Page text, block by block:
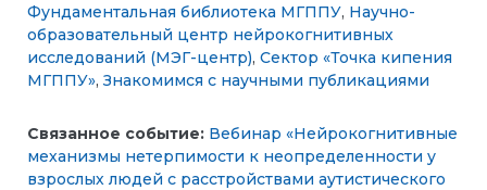
Фундаментальная библиотека МГППУ, Научно-
образовательный центр нейрокогнитивных
исследований (МЭГ-центр), Сектор «Точка кипения
МГППУ»,Знакомимся с научными публикациями
Связанное событие: Вебинар «Нейрокогнитивные
механизмы нетерпимости к неопределенности у
взрослых людей с расстройствами аутистического